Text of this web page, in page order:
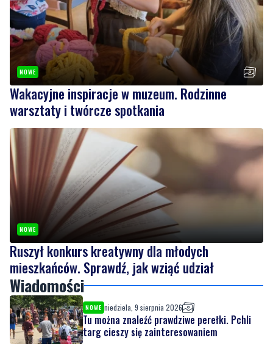
NOWE
Wakacyjne inspiracje w muzeum. Rodzinne
warsztaty i twórcze spotkania
Ruszył konkurs kreatywny dla młodych
mieszkańców. Sprawdź, jak wziąć udział
Wiadomości
NOWE niedziela, 9 sierpnia 2026
Tu można znaleźć prawdziwe perełki. Pchli
targ cieszy się zainteresowaniem
NOWE niedziela, 9 sierpnia 2026
Wakacyjne inspiracje w muzeum. Rodzinne